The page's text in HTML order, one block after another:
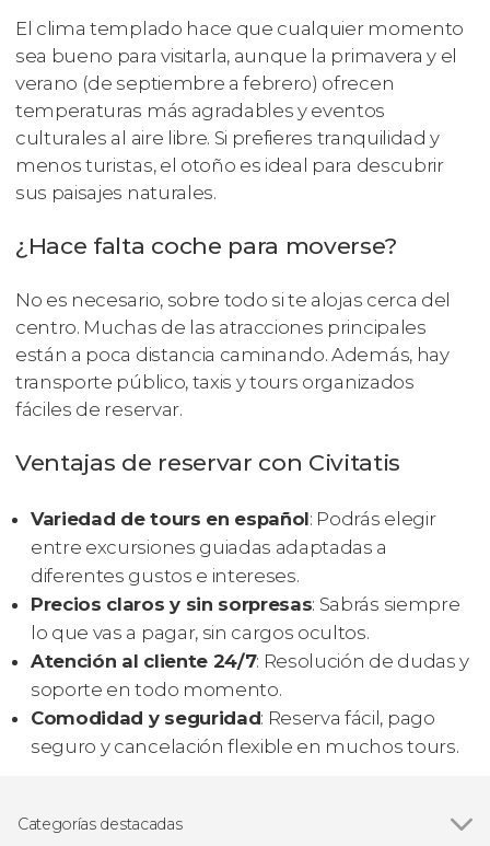
El clima templado hace que cualquier momento
sea bueno para visitarla, aunque la primavera y el
verano (de septiembre a febrero) ofrecen
temperaturas más agradables y eventos
culturales al aire libre. Si prefieres tranquilidad y
menos turistas, el otoño es ideal para descubrir
sus paisajes naturales.
¿Hace falta coche para moverse?
No es necesario, sobre todo si te alojas cerca del
centro. Muchas de las atracciones principales
están a poca distancia caminando. Además, hay
transporte público, taxis y tours organizados
fáciles de reservar.
Ventajas de reservar con Civitatis
Variedad de tours en español: Podrás elegir
entre excursiones guiadas adaptadas a
diferentes gustos e intereses.
Precios claros y sin sorpresas: Sabrás siempre
lo que vas a pagar, sin cargos ocultos.
Atención al cliente 24/7: Resolución de dudas y
soporte en todo momento.
Comodidad y seguridad: Reserva fácil, pago
seguro y cancelación flexible en muchos tours.
Categorías destacadas